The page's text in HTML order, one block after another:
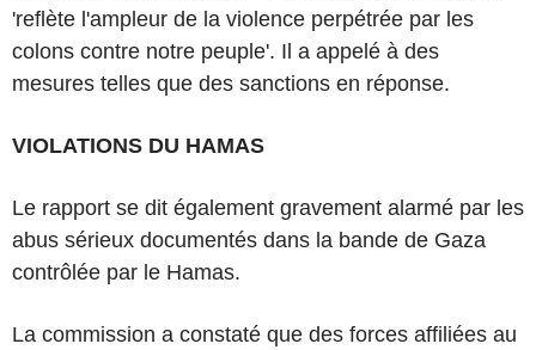
'reflète l'ampleur de la violence perpétrée par les
colons contre notre peuple'. Il a appelé à des
mesures telles que des sanctions en réponse.
VIOLATIONS DU HAMAS
Le rapport se dit également gravement alarmé par les
abus sérieux documentés dans la bande de Gaza
contrôlée par le Hamas.
La commission a constaté que des forces affiliées au